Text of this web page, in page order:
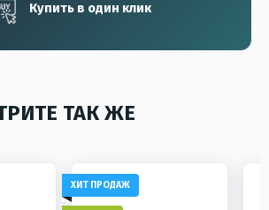
Купить в один клик
ТАК ЖЕ
ХИТ ПРОДАЖ